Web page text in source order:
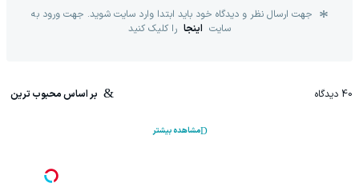
جهت ارسال نظر و دیدگاه خود باید ابتدا وارد سایت شوید. جهت ورود به
سایت اینجا را کلیک کنید
40 دیدگاه بر اساس محبوب ترین
مشاهده بیشتر